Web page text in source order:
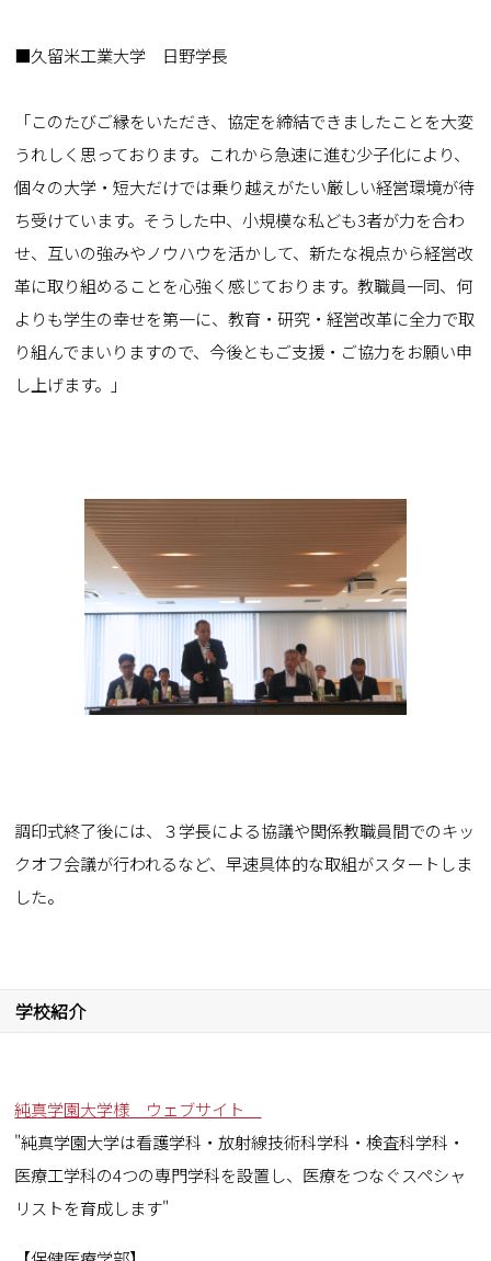
■久留米工業大学 日野学長
「このたびご縁をいただき、協定を締結できましたことを大変
うれしく思っております。これから急速に進む少子化により、
個々の大学・短大だけでは乗り越えがたい厳しい経営環境が待
ち受けています。そうした中、小規模な私ども3者が力を合わ
せ、互いの強みやノウハウを活かして、新たな視点から経営改
革に取り組めることを心強く感じております。教職員一同、何
よりも学生の幸せを第一に、教育・研究・経営改革に全力で取
り組んでまいりますので、今後ともご支援・ご協力をお願い申
し上げます。」
調印式終了後には、３学長による協議や関係教職員間でのキッ
クオフ会議が行われるなど、早速具体的な取組がスタートしま
した。
学校紹介
純真学園大学様 ウェブサイト
"純真学園大学は看護学科・放射線技術科学科・検査科学科・
医療工学科の4つの専門学科を設置し、医療をつなぐスペシャ
リストを育成します"